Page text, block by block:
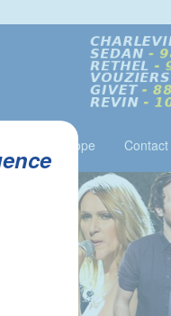
Horoscope Contact